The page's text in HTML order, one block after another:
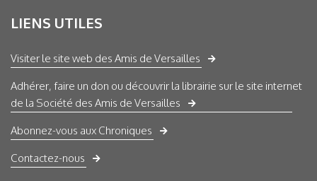
LIENS UTILES
Visiter le site web des Amis de Versailles
Adhérer, faire un don ou découvrir la librairie sur le site internet
de la Société des Amis de Versailles
Abonnez-vous aux Chroniques
Contactez-nous